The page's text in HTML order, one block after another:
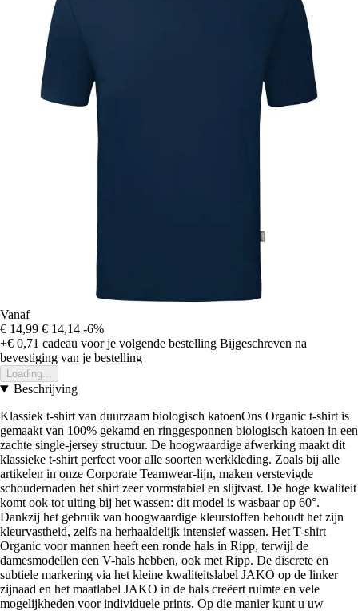
Vanaf
€ 14,99 € 14,14 -6%
+€ 0,71 cadeau voor je volgende bestelling Bijgeschreven na
bevestiging van je bestelling
Loading...
Beschrijving
Klassiek t-shirt van duurzaam biologisch katoenOns Organic t-shirt is
gemaakt van 100% gekamd en ringgesponnen biologisch katoen in een
zachte single-jersey structuur. De hoogwaardige afwerking maakt dit
klassieke t-shirt perfect voor alle soorten werkkleding. Zoals bij alle
artikelen in onze Corporate Teamwear-lijn, maken verstevigde
schoudernaden het shirt zeer vormstabiel en slijtvast. De hoge kwaliteit
komt ook tot uiting bij het wassen: dit model is wasbaar op 60°.
Dankzij het gebruik van hoogwaardige kleurstoffen behoudt het zijn
kleurvastheid, zelfs na herhaaldelijk intensief wassen. Het T-shirt
Organic voor mannen heeft een ronde hals in Ripp, terwijl de
damesmodellen een V-hals hebben, ook met Ripp. De discrete en
subtiele markering via het kleine kwaliteitslabel JAKO op de linker
zijnaad en het maatlabel JAKO in de hals creëert ruimte en vele
mogelijkheden voor individuele prints. Op die manier kunt u uw